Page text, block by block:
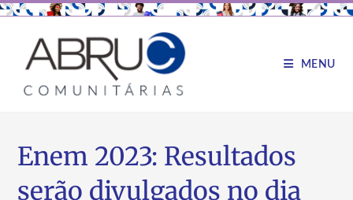
MENU
Enem 2023: Resultados
serão divulgados no dia